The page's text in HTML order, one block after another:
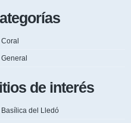
Coral
General
de interés
Basílica del Lledó